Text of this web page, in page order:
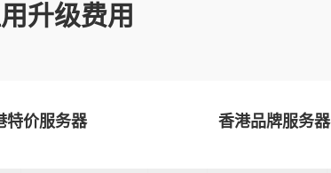
升级费用
特价服务器 香港品牌服务器